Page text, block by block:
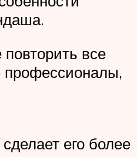
все
профессионалы,
его более